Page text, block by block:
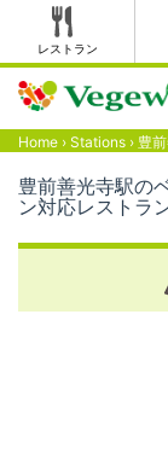
レストラン
Home › Stations › 豊
豊前善光寺駅の
ン対応レストラ